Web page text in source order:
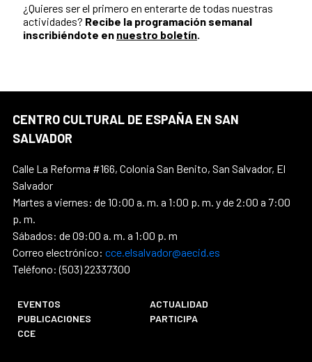
¿Quieres ser el primero en enterarte de todas nuestras
actividades? Recibe la programación semanal
inscribiéndote en nuestro boletín.
CENTRO CULTURAL DE ESPAÑA EN SAN
SALVADOR
Calle La Reforma #166, Colonia San Benito, San Salvador, El
Salvador
Martes a viernes: de 10:00 a. m. a 1:00 p. m. y de 2:00 a 7:00
p. m.
Sábados: de 09:00 a. m. a 1:00 p. m
Correo electrónico: cce.elsalvador@aecid.es
Teléfono: (503) 22337300
EVENTOS
ACTUALIDAD
PUBLICACIONES
PARTICIPA
CCE